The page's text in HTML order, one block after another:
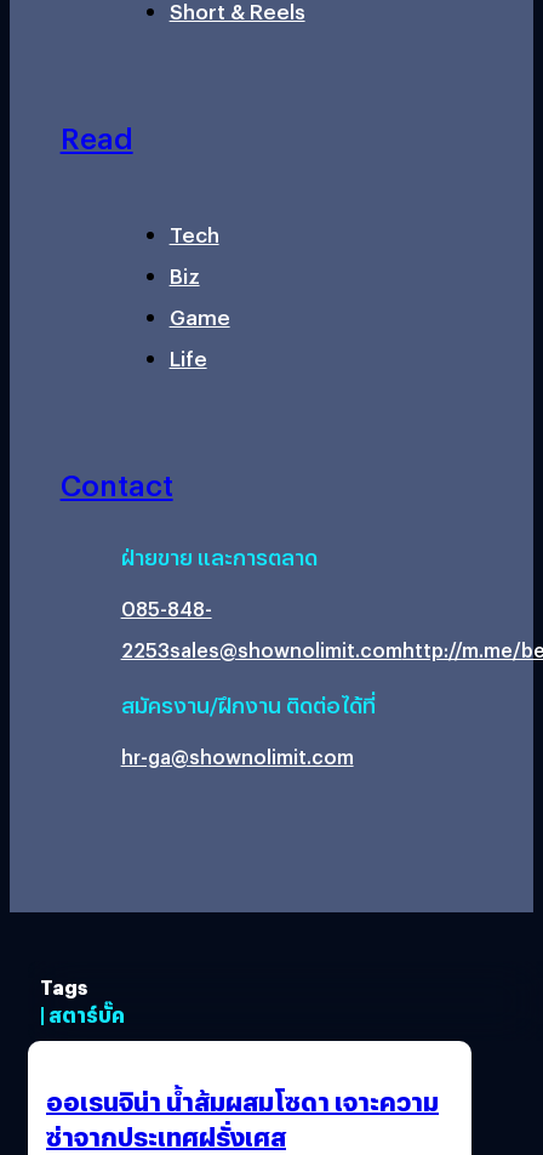
Short & Reels
Read
Tech
Biz
Game
Life
Contact
ฝ่ายขาย และการตลาด
085-848-
2253sales@shownolimit.comhttp://m.me/
สมัครงาน/ฝึกงาน ติดต่อได้ที่
hr-ga@shownolimit.com
Tags
| สตาร์บั๊ค
ออเรนจิน่า น้ำส้มผสมโซดา เจาะความ
ซ่าจากประเทศฝรั่งเศส